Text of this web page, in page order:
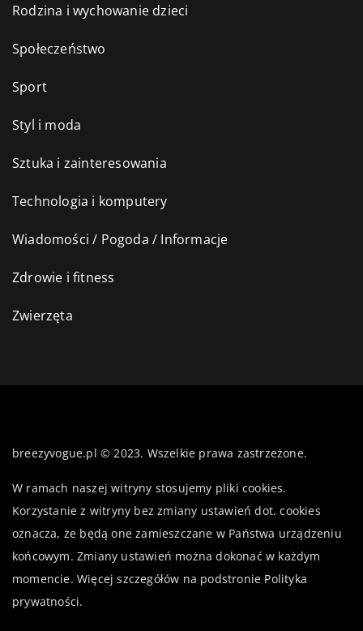
Rodzina i wychowanie dzieci
Społeczeństwo
Sport
Styl i moda
Sztuka i zainteresowania
Technologia i komputery
Wiadomości / Pogoda / Informacje
Zdrowie i fitness
Zwierzęta
breezyvogue.pl © 2023. Wszelkie prawa zastrzeżone.
W ramach naszej witryny stosujemy pliki cookies.
Korzystanie z witryny bez zmiany ustawień dot. cookies
oznacza, że będą one zamieszczane w Państwa urządzeniu
końcowym. Zmiany ustawień można dokonać w każdym
momencie. Więcej szczegółów na podstronie Polityka
prywatności.